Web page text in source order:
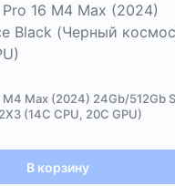
M4 Max (2024) 24Gb/512Gb
(14C CPU, 20C GPU)
В корзину